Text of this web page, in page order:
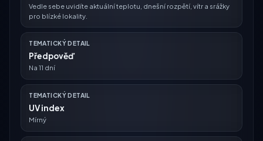
Vedle sebe uvidíte aktuální teplotu, dnešní rozpětí, vítr a srážky
pro blízké lokality.
TEMATICKÝ DETAIL
Předpověď
Na 11 dní
TEMATICKÝ DETAIL
UV index
Mírný